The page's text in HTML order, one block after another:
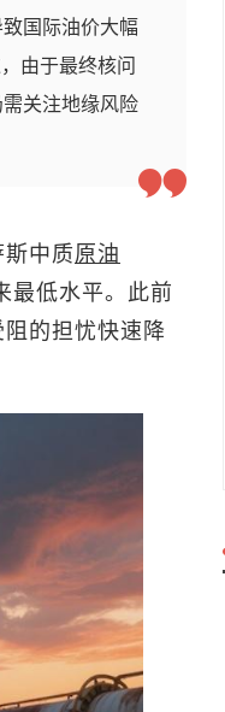
国际油价大幅
由于最终核问
关注地缘风险
斯中质原油
最低水平。此前
的担忧快速降